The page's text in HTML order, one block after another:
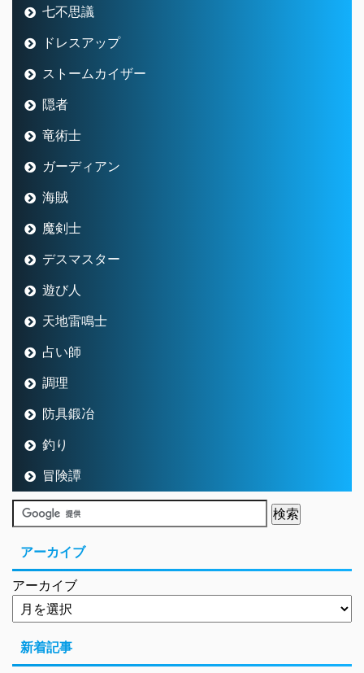
七不思議
ドレスアップ
ストームカイザー
隠者
竜術士
ガーディアン
海賊
魔剣士
デスマスター
遊び人
天地雷鳴士
占い師
調理
防具鍛冶
釣り
冒険譚
アーカイブ
アーカイブ
新着記事